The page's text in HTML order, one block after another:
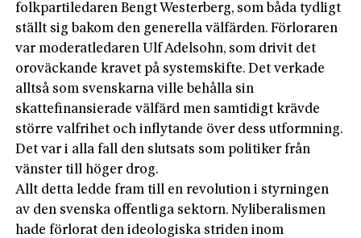
folkpartiledaren Bengt Westerberg, som båda tydligt
ställt sig bakom den generella välfärden. Förloraren
var moderatledaren Ulf Adelsohn, som drivit det
oroväckande kravet på systemskifte. Det verkade
alltså som svenskarna ville behålla sin
skattefinansierade välfärd men samtidigt krävde
större valfrihet och inflytande över dess utformning.
Det var i alla fall den slutsats som politiker från
vänster till höger drog.
Allt detta ledde fram till en revolution i styrningen
av den svenska offentliga sektorn. Nyliberalismen
hade förlorat den ideologiska striden inom